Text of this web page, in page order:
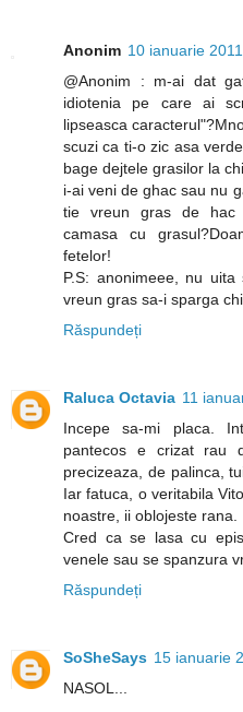
Anonim 10 ianuarie
@Anonim : m-ai dat
idiotenia pe care ai
lipseasca
scuzi ca ti-o zic asa
bage dejtele grasilor la
i-ai veni de ghac sau nu
tie vreun gras de hac
camasa cu
fetelor!
P.S: anonimeee, nu
vreun gras sa-i sparga
Răspundeți
Raluca Octavia 11
Incepe sa-mi placa.
pantecos e crizat rau
precizeaza, de palinca,
Iar fatuca, o veritabila
noastre, ii oblojeste rana.
Cred ca se lasa cu
venele sau se spanzura
Răspundeți
SoSheSays 15 ianuarie
NASOL...